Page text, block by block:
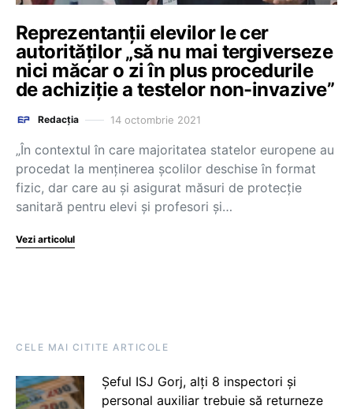
Reprezentanții elevilor le cer
autorităților „să nu mai tergiverseze
nici măcar o zi în plus procedurile
de achiziție a testelor non-invazive”
Redacția 14 octombrie 2021
„În contextul în care majoritatea statelor europene au
procedat la menținerea școlilor deschise în format
fizic, dar care au și asigurat măsuri de protecție
sanitară pentru elevi și profesori și…
Vezi articolul
CELE MAI CITITE ARTICOLE
Șeful ISJ Gorj, alți 8 inspectori și
personal auxiliar trebuie să returneze